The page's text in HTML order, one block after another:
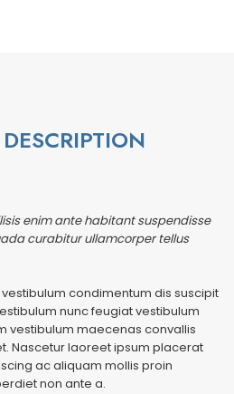
enim ante habitant suspendisse
curabitur ullamcorper tellus
condimentum dis suscipit
nunc feugiat vestibulum
vestibulum maecenas convallis
Nascetur laoreet ipsum placerat
ac aliquam mollis proin
non ante a.